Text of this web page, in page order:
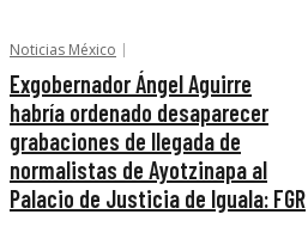
Noticias México
Exgobernador Ángel Aguirre
habría ordenado desaparecer
grabaciones de llegada de
normalistas de Ayotzinapa al
Palacio de Justicia de Iguala: FGR